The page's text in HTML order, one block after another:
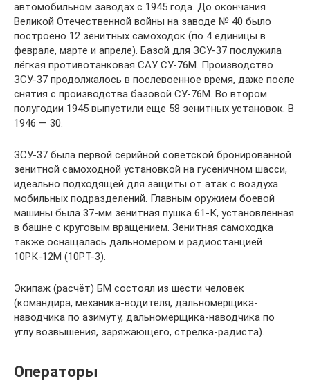
автомобильном заводах с 1945 года. До окончания
Великой Отечественной войны на заводе № 40 было
построено 12 зенитных самоходок (по 4 единицы в
феврале, марте и апреле). Базой для ЗСУ-37 послужила
лёгкая противотанковая САУ СУ-76М. Производство
ЗСУ-37 продолжалось в послевоенное время, даже после
снятия с производства базовой СУ-76М. Во втором
полугодии 1945 выпустили еще 58 зенитных установок. В
1946 — 30.
ЗСУ-37 была первой серийной советской бронированной
зенитной самоходной установкой на гусеничном шасси,
идеально подходящей для защиты от атак с воздуха
мобильных подразделений. Главным оружием боевой
машины была 37-мм зенитная пушка 61-К, установленная
в башне с круговым вращением. Зенитная самоходка
также оснащалась дальномером и радиостанцией
10РК-12М (10РТ-3).
Экипаж (расчёт) БМ состоял из шести человек
(командира, механика-водителя, дальномерщика-
наводчика по азимуту, дальномерщика-наводчика по
углу возвышения, заряжающего, стрелка-радиста).
Операторы